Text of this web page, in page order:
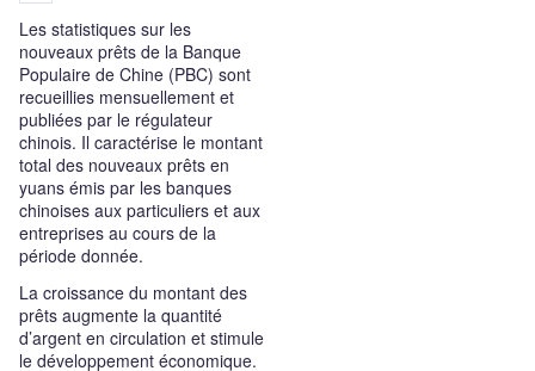
Les statistiques sur les
nouveaux prêts de la Banque
Populaire de Chine (PBC) sont
recueillies mensuellement et
publiées par le régulateur
chinois. Il caractérise le montant
total des nouveaux prêts en
yuans émis par les banques
chinoises aux particuliers et aux
entreprises au cours de la
période donnée.
La croissance du montant des
prêts augmente la quantité
d’argent en circulation et stimule
le développement économique.